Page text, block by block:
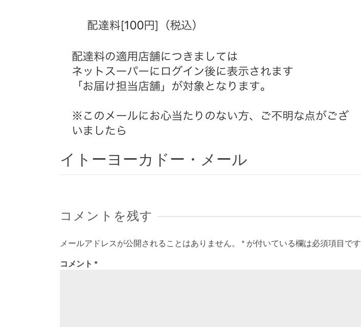
イトーヨーカドー・メール
コメントを残す
メールアドレスが公開されることはありません。 * が付いている欄は必須項目です
コメント *